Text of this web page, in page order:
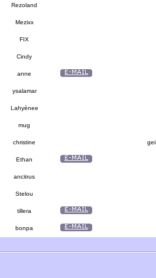
Rezoland
Mezixx
FIX
Cindy
anne
ysalamar
Lahyènee
mug
christine
Ethan
ancitrus
Stelou
tillera
bonpa